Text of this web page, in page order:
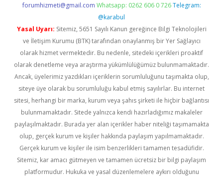
forumhizmeti@gmail.com Whatsapp: 0262 606 0 726 Telegram:
@karabul
Yasal Uyarı: Sitemiz, 5651 Sayılı Kanun gereğince Bilgi Teknolojileri
ve İletişim Kurumu (BTK) tarafından onaylanmış bir Yer Sağlayıcı
olarak hizmet vermektedir. Bu nedenle, sitedeki içerikleri proaktif
olarak denetleme veya araştırma yükümlülüğümüz bulunmamaktadır.
Ancak, üyelerimiz yazdıkları içeriklerin sorumluluğunu taşımakta olup,
siteye üye olarak bu sorumluluğu kabul etmiş sayılırlar. Bu internet
sitesi, herhangi bir marka, kurum veya şahıs şirketi ile hiçbir bağlantısı
bulunmamaktadır. Sitede yalnızca kendi hazırladığımız makaleler
paylaşılmaktadır. Burada yer alan içerikler haber niteliği taşımamakta
olup, gerçek kurum ve kişiler hakkında paylaşım yapılmamaktadır.
Gerçek kurum ve kişiler ile isim benzerlikleri tamamen tesadüfidir.
Sitemiz, kar amacı gütmeyen ve tamamen ücretsiz bir bilgi paylaşım
platformudur. Hukuka ve yasal düzenlemelere aykırı olduğunu